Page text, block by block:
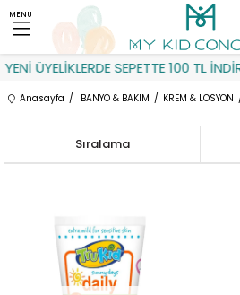
ÜYELİKLERDE SEPETTE 100 TL
MENU
Anasayfa BANYO & BAKIM KREM & LOSYON
Sıralama